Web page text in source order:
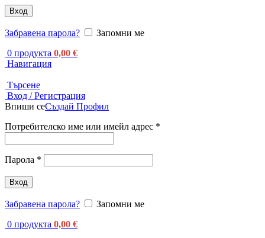
Вход
Забравена парола?
Запомни ме
0 продукта 0,00 €
Навигация
Търсене
Вход / Регистрация
Впиши сеСъздай Профил
Потребителско име или имейл адрес *
Парола *
Вход
Забравена парола?
Запомни ме
0 продукта 0,00 €